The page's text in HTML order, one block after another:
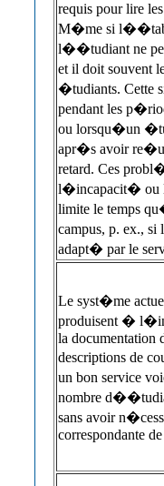
requis pour lire
M�me si
l��tudiant ne
et il doit souvent
�tudiants. Cette
pendant les
ou lorsqu�un
apr�s avoir re�u
retard. Ces
l�incapacit� ou
limite le temps
campus, p. ex.,
adapt� par le
Le syst�me
produisent �
la documentation
descriptions de
un bon service
nombre
sans avoir
correspondante